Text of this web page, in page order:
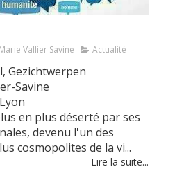
Marie Vallier Savine Actualité
Gezichtwerpen
Savine
en plus déserté par ses
devenu l'un des
cosmopolites de la vi...
Lire la suite...